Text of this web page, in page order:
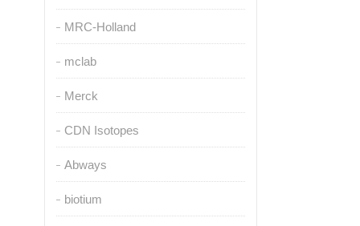
MRC-Holland
mclab
Merck
CDN Isotopes
Abways
biotium